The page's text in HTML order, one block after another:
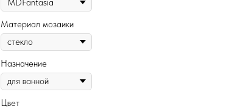
Материал мозаики
Назначение
Цвет